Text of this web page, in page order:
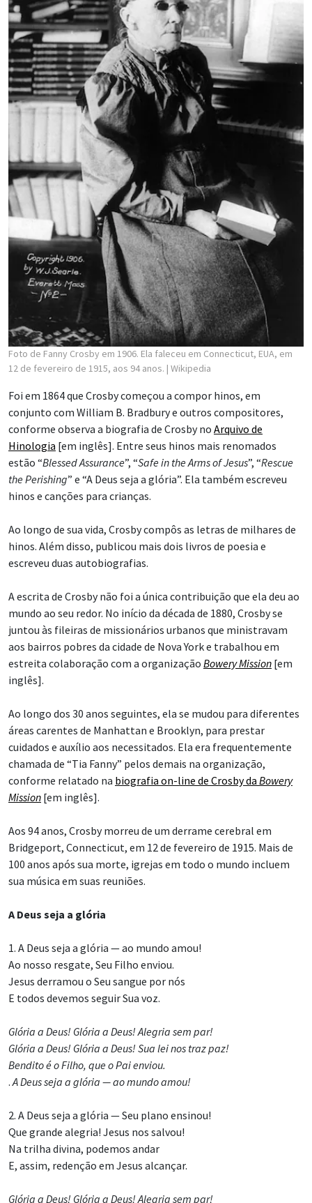
Foto de Fanny Crosby em 1906. Ela faleceu em Connecticut, EUA, em
12 de fevereiro de 1915, aos 94 anos. | Wikipedia
Foi em 1864 que Crosby começou a compor hinos, em
conjunto com William B. Bradbury e outros compositores,
conforme observa a biografia de Crosby no Arquivo de
Hinologia [em inglês]. Entre seus hinos mais renomados
estão “Blessed Assurance”, “Safe in the Arms of Jesus”, “Rescue
the Perishing” e “A Deus seja a glória”. Ela também escreveu
hinos e canções para crianças.
Ao longo de sua vida, Crosby compôs as letras de milhares de
hinos. Além disso, publicou mais dois livros de poesia e
escreveu duas autobiografias.
A escrita de Crosby não foi a única contribuição que ela deu ao
mundo ao seu redor. No início da década de 1880, Crosby se
juntou às fileiras de missionários urbanos que ministravam
aos bairros pobres da cidade de Nova York e trabalhou em
estreita colaboração com a organização Bowery Mission [em
inglês].
Ao longo dos 30 anos seguintes, ela se mudou para diferentes
áreas carentes de Manhattan e Brooklyn, para prestar
cuidados e auxílio aos necessitados. Ela era frequentemente
chamada de “Tia Fanny” pelos demais na organização,
conforme relatado na biografia on-line de Crosby da Bowery
Mission [em inglês].
Aos 94 anos, Crosby morreu de um derrame cerebral em
Bridgeport, Connecticut, em 12 de fevereiro de 1915. Mais de
100 anos após sua morte, igrejas em todo o mundo incluem
sua música em suas reuniões.
A Deus seja a glória
1. A Deus seja a glória — ao mundo amou!
Ao nosso resgate, Seu Filho enviou.
Jesus derramou o Seu sangue por nós
E todos devemos seguir Sua voz.
Glória a Deus! Glória a Deus! Alegria sem par!
Glória a Deus! Glória a Deus! Sua lei nos traz paz!
Bendito é o Filho, que o Pai enviou.
. A Deus seja a glória — ao mundo amou!
2. A Deus seja a glória — Seu plano ensinou!
Que grande alegria! Jesus nos salvou!
Na trilha divina, podemos andar
E, assim, redenção em Jesus alcançar.
Glória a Deus! Glória a Deus! Alegria sem par!